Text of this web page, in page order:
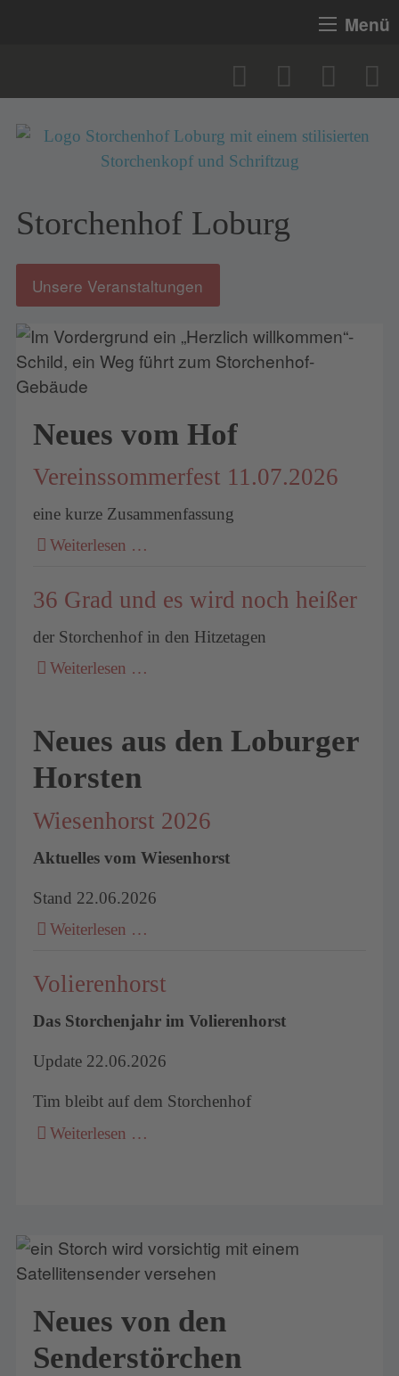
Menü
Storchenhof Loburg
Unsere Veranstaltungen
Neues vom Hof
Vereinssommerfest 11.07.2026
eine kurze Zusammenfassung
Weiterlesen …
36 Grad und es wird noch heißer
der Storchenhof in den Hitzetagen
Weiterlesen …
Neues aus den Loburger
Horsten
Wiesenhorst 2026
Aktuelles vom Wiesenhorst
Stand 22.06.2026
Weiterlesen …
Volierenhorst
Das Storchenjahr im Volierenhorst
Update 22.06.2026
Tim bleibt auf dem Storchenhof
Weiterlesen …
Neues von den
Senderstörchen